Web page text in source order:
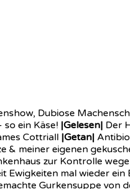
Dubiose
ein Käse! |Gelesen| Der
Cottriall |Getan|
& meiner eigenen
zur Kontrolle
Ewigkeiten mal wieder
Gurkensuppe von